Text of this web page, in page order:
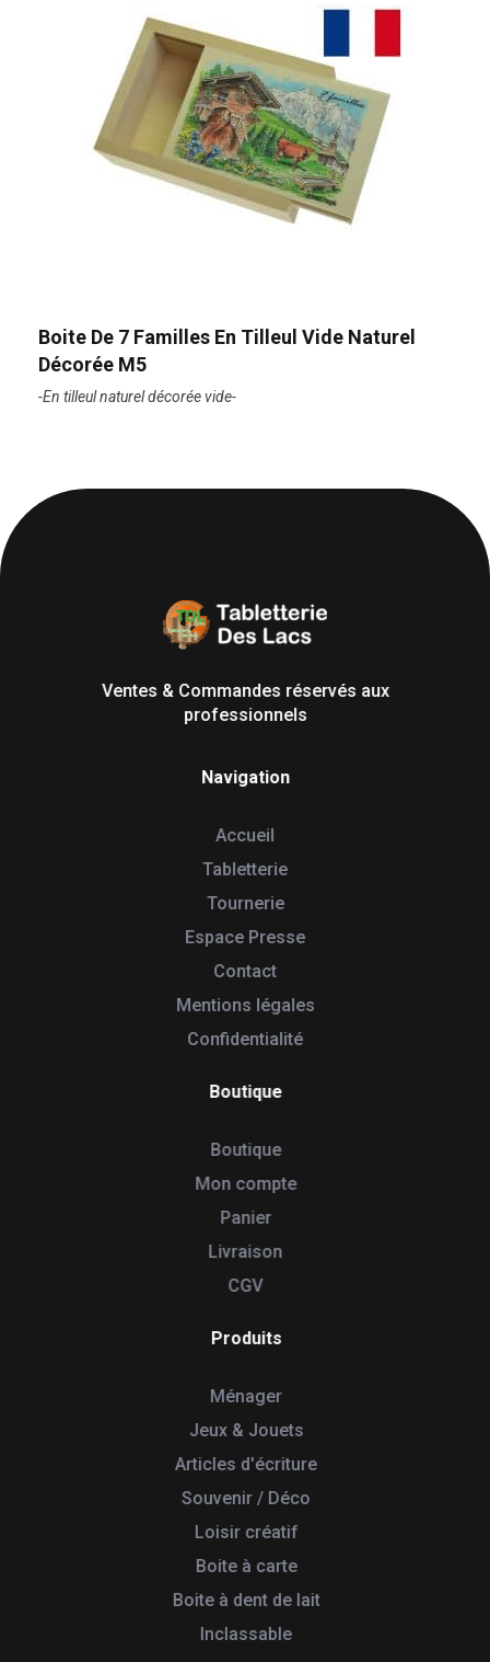
Boite De 7 Familles En Tilleul Vide Naturel
Décorée M5
-En tilleul naturel décorée vide-
Ventes & Commandes réservés aux
professionnels
Navigation
Accueil
Tabletterie
Tournerie
Espace Presse
Contact
Mentions légales
Confidentialité
Boutique
Boutique
Mon compte
Panier
Livraison
CGV
Produits
Ménager
Jeux & Jouets
Articles d'écriture
Souvenir / Déco
Loisir créatif
Boite à carte
Boite à dent de lait
Inclassable